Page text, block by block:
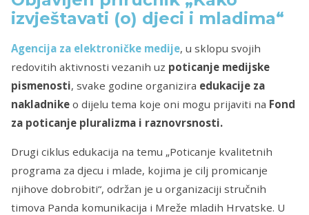
izvještavati (o) djeci i mladima“
Agencija za elektronič­ke medije, u sklopu svojih
redovitih aktivnosti vezanih uz poticanje medijske
pismenosti, svake godine orga­nizira edukacije za
nakladnike o dijelu tema koje oni mogu prijaviti na Fond
za poticanje pluralizma i raznovrsnosti.
Drugi ciklus edukacija na temu „Poticanje kvalitetnih
programa za djecu i mlade, kojima je cilj pro­micanje
njihove dobrobiti“, održan je u organizaciji stručnih
timova Panda komunikacija i Mreže mladih Hrvatske. U